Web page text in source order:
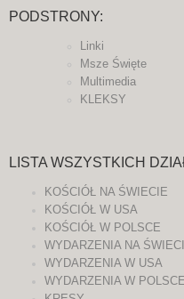
PODSTRONY:
Linki
Msze Święte
Multimedia
KLEKSY
LISTA WSZYSTKICH
KOŚCIÓŁ NA ŚWIECIE
KOŚCIÓŁ W USA
KOŚCIÓŁ W POLSCE
WYDARZENIA NA
WYDARZENIA W USA
WYDARZENIA W POLSCE